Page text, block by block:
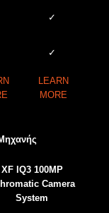
✓
✓
LEARN
MORE
XF IQ3 100MP
Camera
System